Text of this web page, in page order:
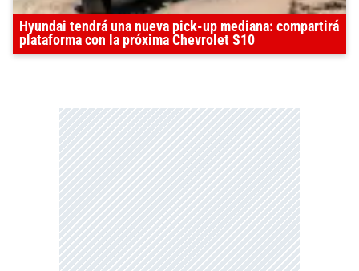
Hyundai tendrá una nueva pick-up mediana: compartirá
plataforma con la próxima Chevrolet S10